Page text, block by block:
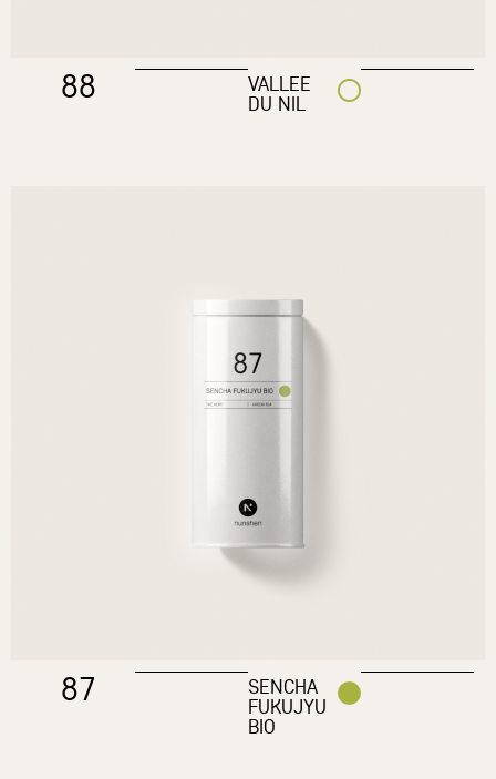
88 VALLEE
DU NIL
87 SENCHA
FUKUJYU
BIO